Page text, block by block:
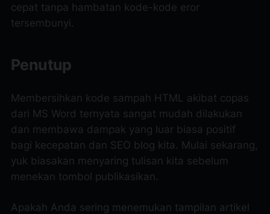
cepat tanpa hambatan kode-kode eror
tersembunyi.
Penutup
Membersihkan kode sampah HTML akibat copas
dari MS Word ternyata sangat mudah dilakukan
dan membawa dampak yang luar biasa positif
bagi kecepatan dan SEO blog kita. Mulai sekarang,
yuk biasakan menyaring tulisan kita sebelum
menekan tombol publikasikan.
Apakah Anda sering menemukan tampilan artikel